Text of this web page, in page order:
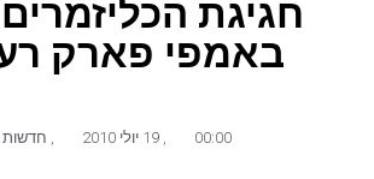
באמפי פארק
00:00
, 19 יולי 2010 , חדשות